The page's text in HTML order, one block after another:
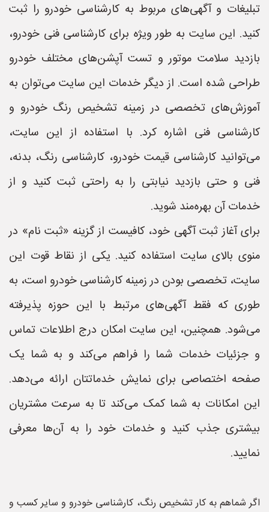
تبلیغات و آگهی‌های مربوط به کارشناسی خودرو را ثبت
کنید. این سایت به طور ویژه برای کارشناسی فنی خودرو،
بازدید سلامت موتور و تست آپشن‌های مختلف خودرو
طراحی شده است. از دیگر خدمات این سایت می‌توان به
آموزش‌های تخصصی در زمینه تشخیص رنگ خودرو و
کارشناسی فنی اشاره کرد. با استفاده از این سایت،
می‌توانید کارشناسی قیمت خودرو، کارشناسی رنگ، بدنه،
فنی و حتی بازدید نیابتی را به راحتی ثبت کنید و از
خدمات آن بهره‌مند شوید.
برای آغاز ثبت آگهی خود، کافیست از گزینه «ثبت نام» در
منوی بالای سایت استفاده کنید. یکی از نقاط قوت این
سایت، تخصصی بودن در زمینه کارشناسی خودرو است، به
طوری که فقط آگهی‌های مرتبط با این حوزه پذیرفته
می‌شود. همچنین، این سایت امکان درج اطلاعات تماس
و جزئیات خدمات شما را فراهم می‌کند و به شما یک
صفحه اختصاصی برای نمایش خدماتتان ارائه می‌دهد.
این امکانات به شما کمک می‌کند تا به سرعت مشتریان
بیشتری جذب کنید و خدمات خود را به آن‌ها معرفی
نمایید.
اگر شماهم به کار تشخیص رنگ، کارشناسی خودرو و سایر کسب و